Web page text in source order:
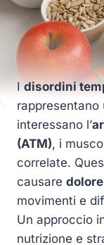
Idisordini
rappresentano
interessano l’
(ATM), i
correlate.
causare
movimenti e
Un approccio
nutrizione e